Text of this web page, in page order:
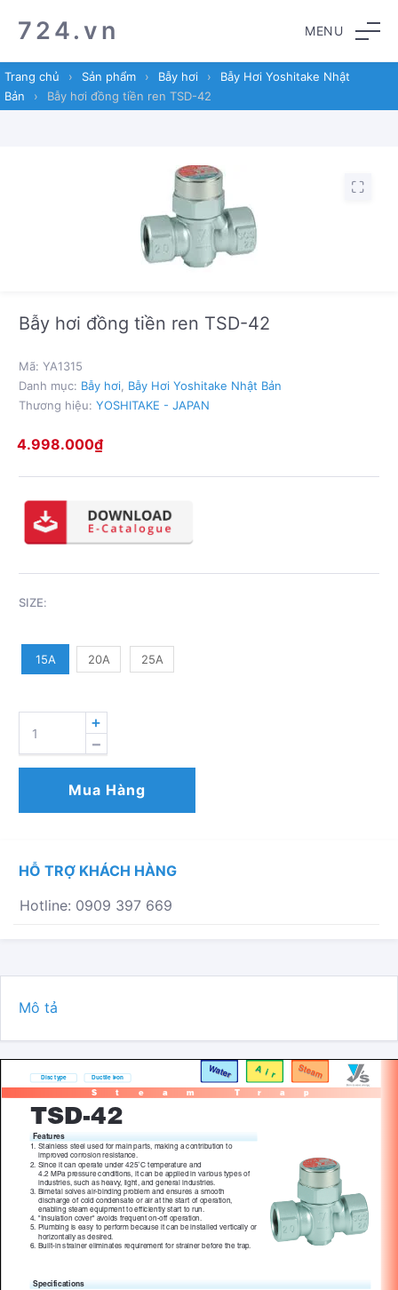
to
navigation
to
content
724.vn MENU
Trang chủ › Sản phẩm › Bẫy hơi ›
Bẫy Hơi Yoshitake Nhật
Bản
› Bẫy hơi đồng tiền ren TSD-42
Bẫy hơi đồng tiền ren TSD-42
4.998.000₫
SIZE:
15A 20A 25A
HƠI
LƯỢNG
Mua Hàng
Mã: YA1315
Danh mục: Bẫy hơi Bẫy Hơi Yoshitake Nhật Bản
Thương hiệu: YOSHITAKE - JAPAN
HỖ TRỢ KHÁCH HÀNG
Hotline: 0909 397 669
Mô tả